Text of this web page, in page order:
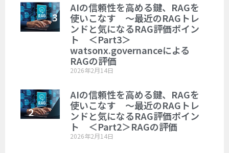
AIの信頼性を高める鍵、RAGを
使いこなす ～最近のRAGトレ
ンドと気になるRAG評価ポイン
ト ＜Part3＞
watsonx.governanceによる
RAGの評価
2026年2月14日
AIの信頼性を高める鍵、RAGを
使いこなす ～最近のRAGトレ
ンドと気になるRAG評価ポイン
ト ＜Part2＞RAGの評価
2026年2月14日